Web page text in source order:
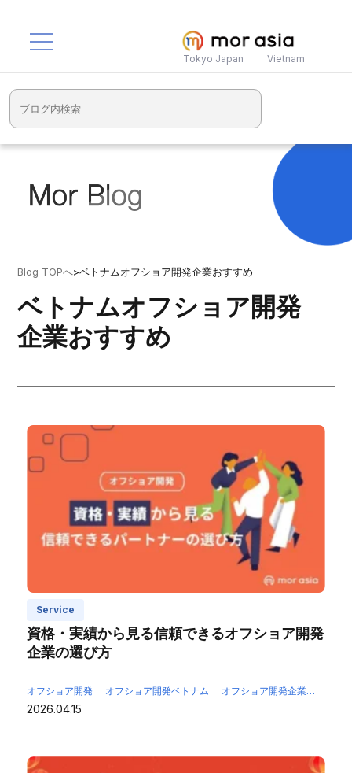
Tokyo Japan Vietnam
Blog TOPへ>ベトナムオフショア開発企業おすすめ
ベトナムオフショア開発
企業おすすめ
Service
資格・実績から見る信頼できるオフショア開発
企業の選び方
オフショア開発 オフショア開発ベトナム オフショア開発企業
2026.04.15